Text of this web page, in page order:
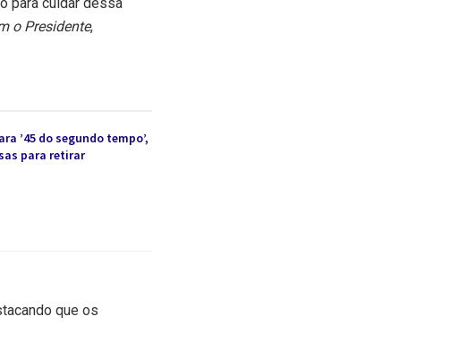
o Presidente,
’45 do segundo tempo’,
para retirar
que os